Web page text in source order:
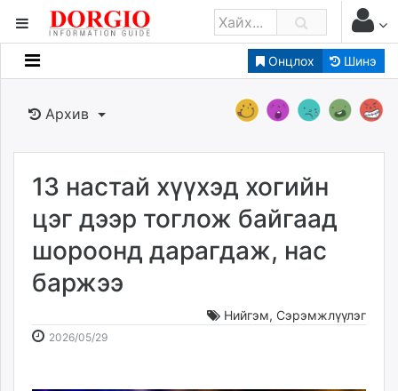
Онцлох Шинэ
Мэдээллийн
Банк санхүү
Бизнес ААН
Төрийн
dorgio.mn
Gogo.mn
caak.mn
news.mn
zindaa.mn
Архив
13 настай хүүхэд хогийн
цэг дээр тоглож байгаад
шороонд дарагдаж, нас
баржээ
Нийгэм, Сэрэмжлүүлэг
2026/05/292026-
2026-